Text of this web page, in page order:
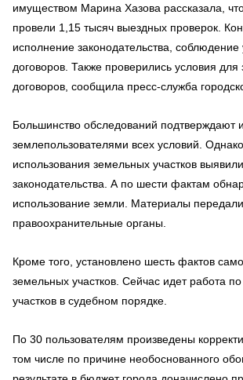
имуществом Марина Хазова рассказала,
провели 1,15 тысяч выездных проверок.
исполнение законодательства, соблюдение
договоров. Также проверились условия
договоров, сообщила пресс-служба
Большинство обследований подтверждают
землепользователями всех условий.
использования земельных участков
законодательства. А по шести фактам
использование земли. Материалы
правоохранительные органы.
Кроме того, установлено шесть фактов
земельных участков. Сейчас идет работа
участков в судебном порядке.
По 30 пользователям произведены
том числе по причине необоснованного